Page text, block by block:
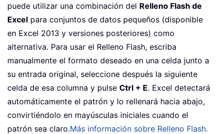
puede utilizar una combinación del Relleno Flash de
Excel para conjuntos de datos pequeños (disponible
en Excel 2013 y versiones posteriores) como
alternativa. Para usar el Relleno Flash, escriba
manualmente el formato deseado en una celda junto a
su entrada original, seleccione después la siguiente
celda de esa columna y pulse Ctrl + E. Excel detectará
automáticamente el patrón y lo rellenará hacia abajo,
convirtiéndolo en mayúsculas iniciales cuando el
patrón sea claro.Más información sobre Relleno Flash.